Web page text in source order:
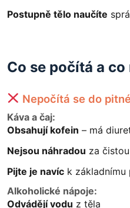
Postupně tělo naučíte
Co se počítá a co
Nepočítá se do
Káva a čaj:
Obsahují kofein – má
Nejsou náhradou za
Pijte je navíc k základnímu
Alkoholické nápoje:
Odvádějí vodu z těla